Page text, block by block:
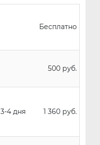
Бесплатно
500 руб.
3-4 дня 1 360 руб.